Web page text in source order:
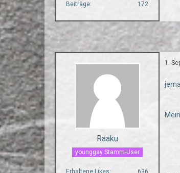
Beiträge
172
Raaku
younggay Stamm-User
Erhaltene Likes
636
1.